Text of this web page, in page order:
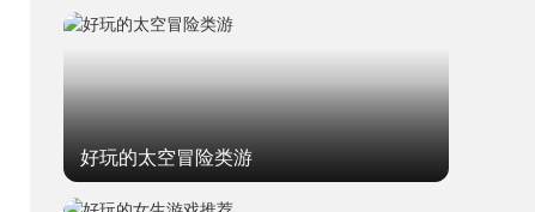
好玩的太空冒险类游